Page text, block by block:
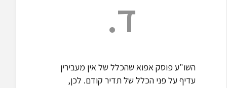
ד.
השו"ע פוסק אפוא שהכלל של אין מעבירין
עדיף על פני הכלל של תדיר קודם. לכן,